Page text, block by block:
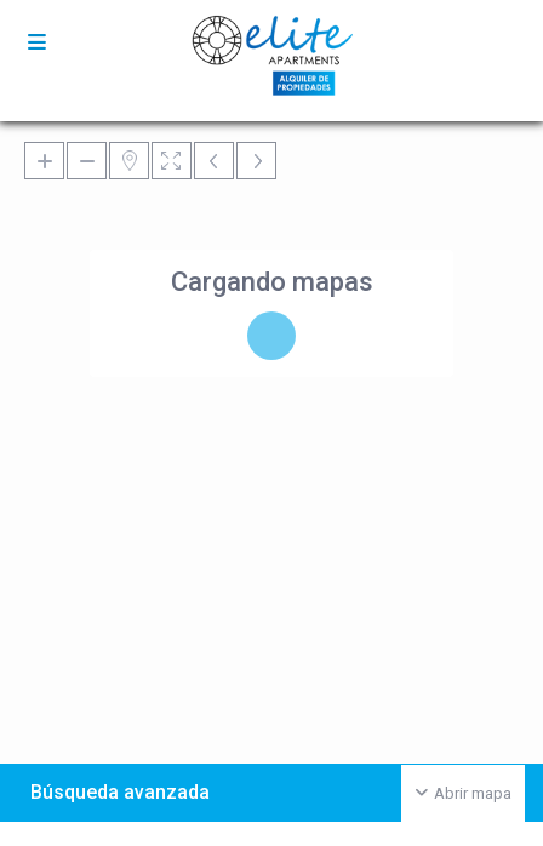
Cargando mapas
Abrir mapa
Búsqueda avanzada